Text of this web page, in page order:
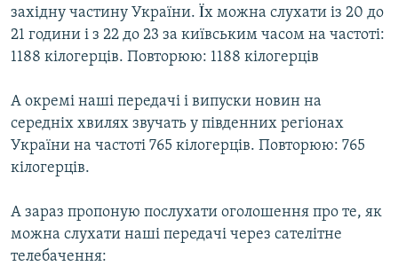
західну частину України. Ïх можна слухати із 20 до
21 години і з 22 до 23 за київським часом на частоті:
1188 кілогерців. Повторюю: 1188 кілогерців
А окремі наші передачі і випуски новин на
середніх хвилях звучать у південних регіонах
України на частоті 765 кілогерців. Повторюю: 765
кілогерців.
А зараз пропоную послухати оголошення про те, як
можна слухати наші передачі через сателітне
телебачення: